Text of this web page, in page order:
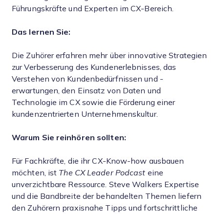
Führungskräfte und Experten im CX-Bereich.
Das lernen Sie:
Die Zuhörer erfahren mehr über innovative Strategien
zur Verbesserung des Kundenerlebnisses, das
Verstehen von Kundenbedürfnissen und -
erwartungen, den Einsatz von Daten und
Technologie im CX sowie die Förderung einer
kundenzentrierten Unternehmenskultur.
Warum Sie reinhören sollten:
Für Fachkräfte, die ihr CX-Know-how ausbauen
möchten, ist The CX Leader Podcast eine
unverzichtbare Ressource. Steve Walkers Expertise
und die Bandbreite der behandelten Themen liefern
den Zuhörern praxisnahe Tipps und fortschrittliche